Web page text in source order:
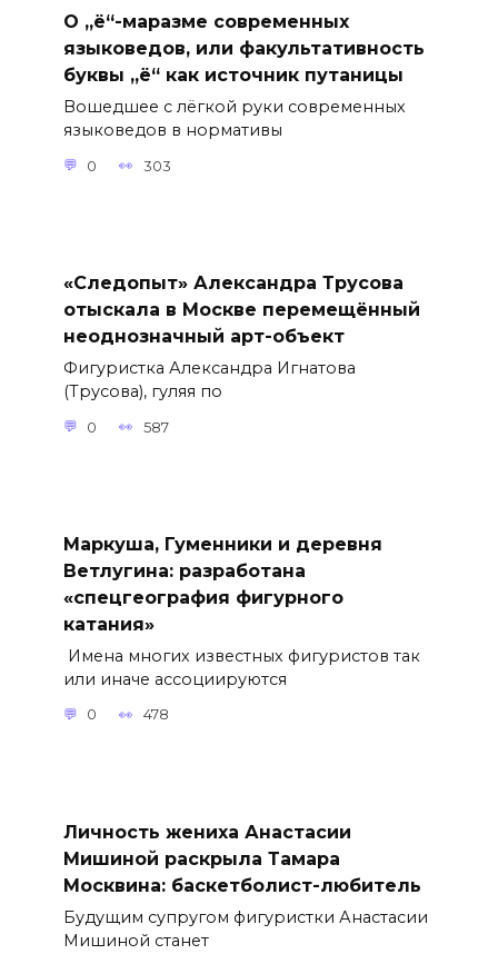
О „ё“-маразме современных
языковедов, или факультативность
буквы „ё“ как источник путаницы
Вошедшее с лёгкой руки современных
языковедов в нормативы
0 303
«Следопыт» Александра Трусова
отыскала в Москве перемещённый
неоднозначный арт-объект
Фигуристка Александра Игнатова
(Трусова), гуляя по
0 587
Маркуша, Гуменники и деревня
Ветлугина: разработана
«спецгеография фигурного
катания»
Имена многих известных фигуристов так
или иначе ассоциируются
0 478
Личность жениха Анастасии
Мишиной раскрыла Тамара
Москвина: баскетболист-любитель
Будущим супругом фигуристки Анастасии
Мишиной станет